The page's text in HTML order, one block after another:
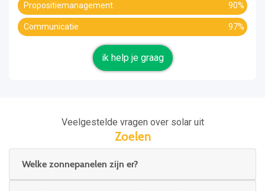
Propositiemanagement 90%
Communicatie 97%
ik help je graag
Veelgestelde vragen over solar uit
Zoelen
Welke zonnepanelen zijn er?